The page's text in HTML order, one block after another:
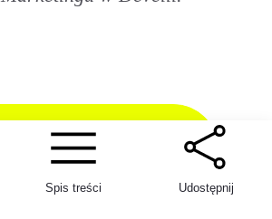
SPRAWDŹ
INWESTYCJE
DEVELII
Spis treści Udostępnij